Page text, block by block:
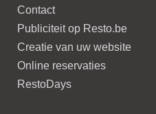
Contact
Publiciteit op Resto.be
Creatie van uw website
Online reservaties
RestoDays